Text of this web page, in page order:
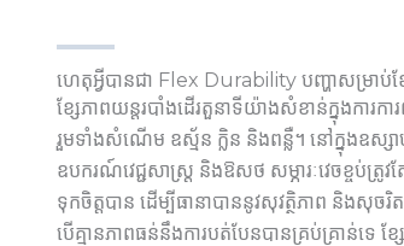
ហេតុអ្វីបានជា Flex Durability បញ្ហាសម្រាប់ខ្
ខ្សែភាពយន្តរបាំងដើរតួនាទីយ៉ាងសំខាន់ក្នុងការការ
រួមទាំងសំណើម ឧស្ម័ន ក្លិន និងពន្លឺ។ នៅក្នុងឧស្សាហ
ឧបករណ៍វេជ្ជសាស្ត្រ និងឱសថ សម្ភារៈវេចខ្ចប់ត្រូ
ទុកចិត្តបាន ដើម្បីធានាបាននូវសុវត្ថិភាព និងសុ
បើគ្មានភាពធន់នឹងការបត់បែនបានគ្រប់គ្រាន់ទេ ខ្